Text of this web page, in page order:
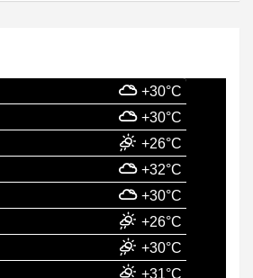
+30°C
+30°C
+26°C
+32°C
+30°C
+26°C
+30°C
+31°C